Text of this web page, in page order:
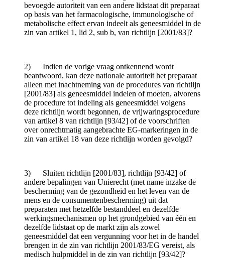
bevoegde autoriteit van een andere lidstaat dit preparaat
op basis van het farmacologische, immunologische of
metabolische effect ervan indeelt als geneesmiddel in de
zin van artikel 1, lid 2, sub b, van richtlijn [2001/83]?
2) Indien de vorige vraag ontkennend wordt
beantwoord, kan deze nationale autoriteit het preparaat
alleen met inachtneming van de procedures van richtlijn
[2001/83] als geneesmiddel indelen of moeten, alvorens
de procedure tot indeling als geneesmiddel volgens
deze richtlijn wordt begonnen, de vrijwaringsprocedure
van artikel 8 van richtlijn [93/42] of de voorschriften
over onrechtmatig aangebrachte EG-markeringen in de
zin van artikel 18 van deze richtlijn worden gevolgd?
3) Sluiten richtlijn [2001/83], richtlijn [93/42] of
andere bepalingen van Unierecht (met name inzake de
bescherming van de gezondheid en het leven van de
mens en de consumentenbescherming) uit dat
preparaten met hetzelfde bestanddeel en dezelfde
werkingsmechanismen op het grondgebied van één en
dezelfde lidstaat op de markt zijn als zowel
geneesmiddel dat een vergunning voor het in de handel
brengen in de zin van richtlijn 2001/83/EG vereist, als
medisch hulpmiddel in de zin van richtlijn [93/42]?